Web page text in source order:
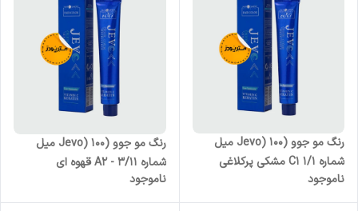
رنگ مو جوو (Jevo) 100 میل
شماره C1 1/1 مشکی پرکلاغی
ناموجود
رنگ مو جوو (Jevo) 100 میل
شماره A2 - 3/11 قهوه ای
خاکستری تیره
ناموجود